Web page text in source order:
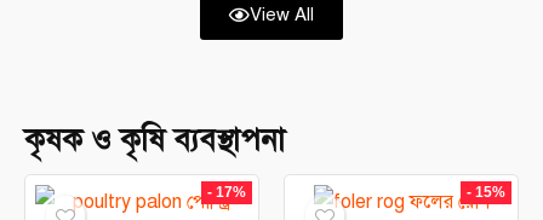
View All
কৃষক ও কৃষি ব্যবস্থাপনা
- 17% - 15%